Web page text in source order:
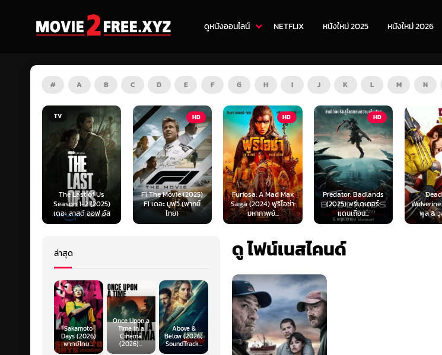
ดูหนังออนไลน์ NETFLIX หนังใหม่ 2025 หนังใหม่ 2026
# A B C D E F G H I J K L M N
HD
F1 The Movie (2025)
F1 เดอะ มูฟวี่ (พากย์
ไทย)
HD
Furiosa: A Mad Max
Saga (2024) ฟูริโอซ่า:
มหากาพย์...
HD
Predator: Badlands
(2025) พรีเดเตอร์:
แดนเถื่อน...
HD
Deadpool &
Wolverine (2024) เดด
พูล & วูล์ฟเวอรีน
Hungry
ไ
ดู ไฟน์เนสไคนด์
ล่าสุด
Sakamoto
Days (2026)
พากย์ไทย...
Once Upon a
Time in a
Cinema
(2026)...
Above &
Below (2026)
SoundTrack...